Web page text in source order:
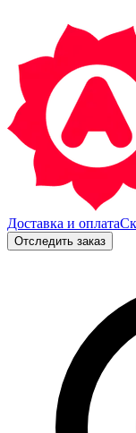
Доставка и оплата
Отследить заказ